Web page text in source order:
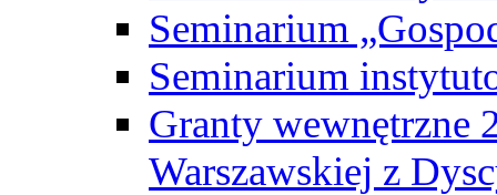
Seminarium
Seminarium
Granty wewnętrzne
Warszawskiej z